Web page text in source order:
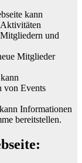
kann
und
Mitglieder
von Events
Informationen
bereitstellen.